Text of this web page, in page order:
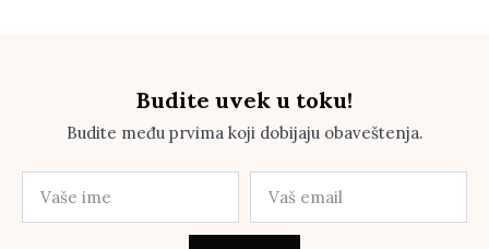
Budite uvek u toku!
Budite među prvima koji dobijaju obaveštenja.